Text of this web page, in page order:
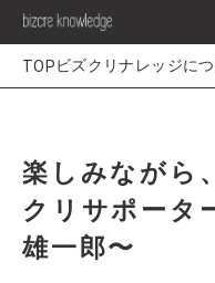
楽しみながら
クリサポータ
雄一郎〜